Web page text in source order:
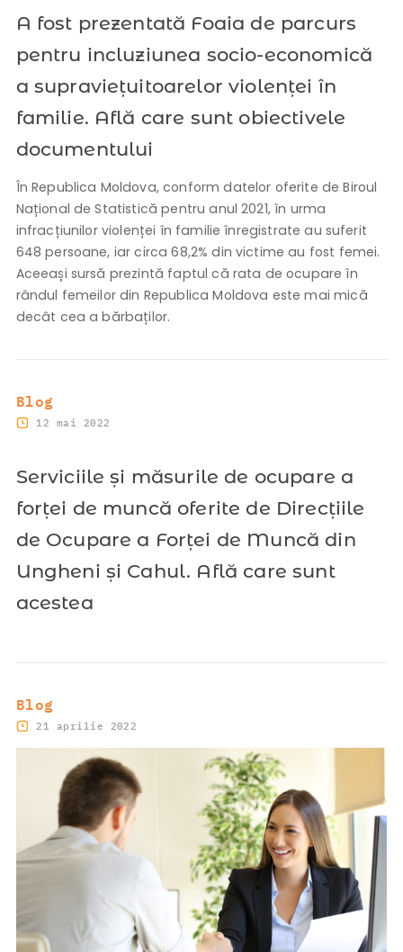
A fost prezentată Foaia de parcurs
pentru incluziunea socio-economică
a supraviețuitoarelor violenței în
familie. Află care sunt obiectivele
documentului
În Republica Moldova, conform datelor oferite de Biroul
Național de Statistică pentru anul 2021, în urma
infracțiunilor violenței în familie înregistrate au suferit
648 persoane, iar circa 68,2% din victime au fost femei.
Aceeași sursă prezintă faptul că rata de ocupare în
rândul femeilor din Republica Moldova este mai mică
decât cea a bărbaților.
Blog
12 mai 2022
Serviciile și măsurile de ocupare a
forței de muncă oferite de Direcțiile
de Ocupare a Forței de Muncă din
Ungheni și Cahul. Află care sunt
acestea
Blog
21 aprilie 2022